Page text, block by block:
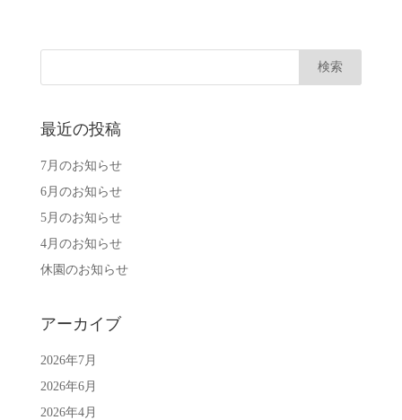
最近の投稿
7月のお知らせ
6月のお知らせ
5月のお知らせ
4月のお知らせ
休園のお知らせ
アーカイブ
2026年7月
2026年6月
2026年4月